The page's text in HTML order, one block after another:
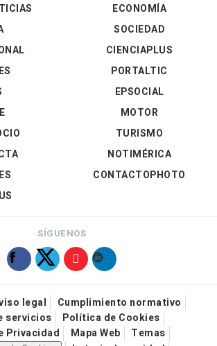
ECONOMÍA
SOCIEDAD
CIENCIAPLUS
PORTALTIC
EPSOCIAL
MOTOR
TURISMO
NOTIMÉRICA
CONTACTOPHOTO
SÍGUENOS
legal
Cumplimiento normativo
servicios
Política de Cookies
Privacidad
Mapa Web
Temas